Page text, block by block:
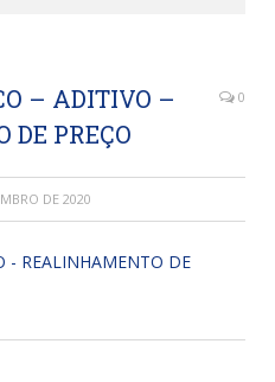
– ADITIVO –
PREÇO
0
DE 2020
- REALINHAMENTO DE